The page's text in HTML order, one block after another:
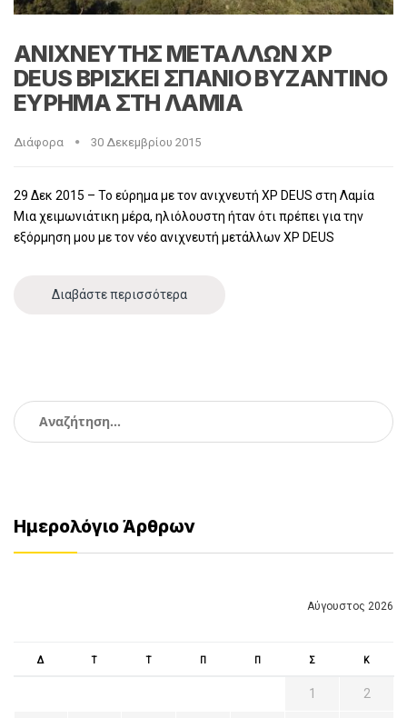
ΑΝΙΧΝΕΥΤΗΣ ΜΕΤΑΛΛΩΝ XP
DEUS ΒΡΙΣΚΕΙ ΣΠΑΝΙΟ ΒΥΖΑΝΤΙΝΟ
ΕΥΡΗΜΑ ΣΤΗ ΛΑΜΙΑ
Διάφορα 30 Δεκεμβρίου 2015
29 Δεκ 2015 – Το εύρημα με τον ανιχνευτή XP DEUS στη Λαμία
Μια χειμωνιάτικη μέρα, ηλιόλουστη ήταν ότι πρέπει για την
εξόρμηση μου με τον νέο ανιχνευτή μετάλλων XP DEUS
Διαβάστε περισσότερα
Αναζήτηση
για:
Ημερολόγιο Άρθρων
Αύγουστος 2026
Δ Τ Τ Π Π Σ Κ
1 2